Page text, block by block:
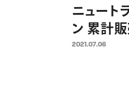
ニュート
ン 累計
シャープ
2021.07.06